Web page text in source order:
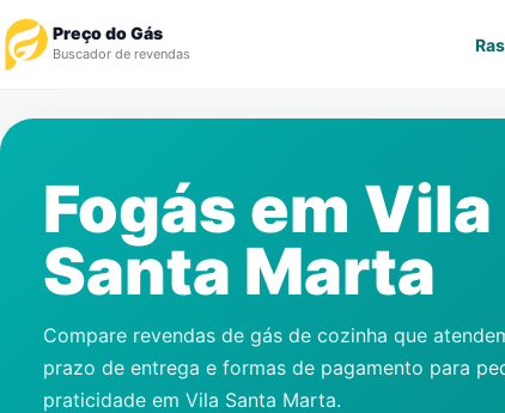
Preço do Gás
Buscador de revendas
Revendedor
Notícias
Gás
Fogás em Vila
Santa Marta
Compare revendas de gás de cozinha que
prazo de entrega e formas de pagamento para
praticidade em Vila Santa Marta.